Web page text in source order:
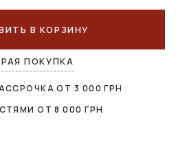
В КОРЗИНУ
ПОКУПКА
ОТ 3 000 ГРН
ОТ8 000 ГРН